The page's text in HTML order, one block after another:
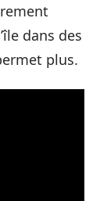
dans des
plus.